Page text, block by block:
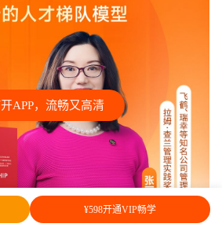
¥598开通VIP畅学
APP，流畅又高清